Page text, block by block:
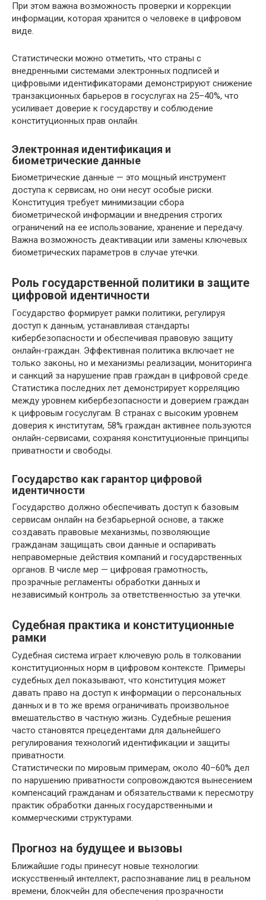
При этом важна возможность проверки и коррекции
информации, которая хранится о человеке в цифровом
виде.
Статистически можно отметить, что страны с
внедренными системами электронных подписей и
цифровыми идентификаторами демонстрируют снижение
транзакционных барьеров в госуслугах на 25–40%, что
усиливает доверие к государству и соблюдение
конституционных прав онлайн.
Электронная идентификация и
биометрические данные
Биометрические данные — это мощный инструмент
доступа к сервисам, но они несут особые риски.
Конституция требует минимизации сбора
биометрической информации и внедрения строгих
ограничений на ее использование, хранение и передачу.
Важна возможность деактивации или замены ключевых
биометрических параметров в случае утечки.
Роль государственной политики в защите
цифровой идентичности
Государство формирует рамки политики, регулируя
доступ к данным, устанавливая стандарты
кибербезопасности и обеспечивая правовую защиту
онлайн-граждан. Эффективная политика включает не
только законы, но и механизмы реализации, мониторинга
и санкций за нарушение прав граждан в цифровой среде.
Статистика последних лет демонстрирует корреляцию
между уровнем кибербезопасности и доверием граждан
к цифровым госуслугам. В странах с высоким уровнем
доверия к институтам, 58% граждан активнее пользуются
онлайн-сервисами, сохраняя конституционные принципы
приватности и свободы.
Государство как гарантор цифровой
идентичности
Государство должно обеспечивать доступ к базовым
сервисам онлайн на безбарьерной основе, а также
создавать правовые механизмы, позволяющие
гражданам защищать свои данные и оспаривать
неправомерные действия компаний и государственных
органов. В числе мер — цифровая грамотность,
прозрачные регламенты обработки данных и
независимый контроль за ответственностью за утечки.
Судебная практика и конституционные
рамки
Судебная система играет ключевую роль в толковании
конституционных норм в цифровом контексте. Примеры
судебных дел показывают, что конституция может
давать право на доступ к информации о персональных
данных и в то же время ограничивать произвольное
вмешательство в частную жизнь. Судебные решения
часто становятся прецедентами для дальнейшего
регулирования технологий идентификации и защиты
приватности.
Статистически по мировым примерам, около 40–60% дел
по нарушению приватности сопровождаются вынесением
компенсаций гражданам и обязательствами к пересмотру
практик обработки данных государственными и
коммерческими структурами.
Прогноз на будущее и вызовы
Ближайшие годы принесут новые технологии:
искусственный интеллект, распознавание лиц в реальном
времени, блокчейн для обеспечения прозрачности